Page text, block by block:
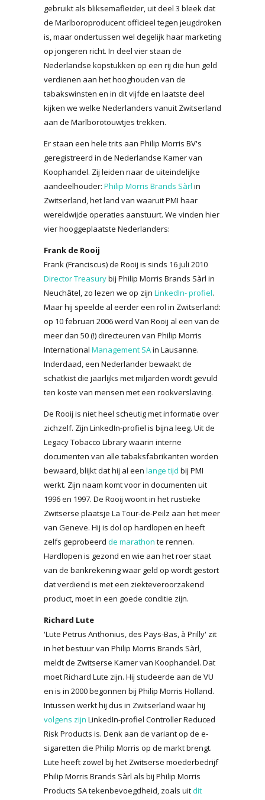
gebruikt als bliksemafleider, uit deel 3 bleek dat
de Marlboroproducent officieel tegen jeugdroken
is, maar ondertussen wel degelijk haar marketing
op jongeren richt. In deel vier staan de
Nederlandse kopstukken op een rij die hun geld
verdienen aan het hooghouden van de
tabakswinsten en in dit vijfde en laatste deel
kijken we welke Nederlanders vanuit Zwitserland
aan de Marlborotouwtjes trekken.
Er staan een hele trits aan Philip Morris BV's
geregistreerd in de Nederlandse Kamer van
Koophandel. Zij leiden naar de uiteindelijke
aandeelhouder: Philip Morris Brands Sàrl in
Zwitserland, het land van waaruit PMI haar
wereldwijde operaties aanstuurt. We vinden hier
vier hooggeplaatste Nederlanders:
Frank de Rooij
Frank (Franciscus) de Rooij is sinds 16 juli 2010
Director Treasurybij Philip Morris Brands Sàrl in
Neuchâtel, zo lezen we op zijn LinkedIn- profiel.
Maar hij speelde al eerder een rol in Zwitserland:
op 10 februari 2006 werd Van Rooij al een van de
meer dan 50 (!) directeuren van Philip Morris
International Management SAin Lausanne.
Inderdaad, een Nederlander bewaakt de
schatkist die jaarlijks met miljarden wordt gevuld
ten koste van mensen met een rookverslaving.
De Rooij is niet heel scheutig met informatie over
zichzelf. Zijn LinkedIn-profiel is bijna leeg. Uit de
Legacy Tobacco Library waarin interne
documenten van alle tabaksfabrikanten worden
bewaard, blijkt dat hij al een lange tijd bij PMI
werkt. Zijn naam komt voor in documenten uit
1996 en 1997. De Rooij woont in het rustieke
Zwitserse plaatsje La Tour-de-Peilz aan het meer
van Geneve. Hij is dol op hardlopen en heeft
zelfs geprobeerd de marathon te rennen.
Hardlopen is gezond en wie aan het roer staat
van de bankrekening waar geld op wordt gestort
dat verdiend is met een ziekteveroorzakend
product, moet in een goede conditie zijn.
Richard Lute
'Lute Petrus Anthonius, des Pays-Bas, à Prilly' zit
in het bestuur van Philip Morris Brands Sàrl,
meldt de Zwitserse Kamer van Koophandel. Dat
moet Richard Lute zijn. Hij studeerde aan de VU
en is in 2000 begonnen bij Philip Morris Holland.
Intussen werkt hij dus in Zwitserland waar hij
volgens zijn LinkedIn-profiel Controller Reduced
Risk Products is. Denk aan de variant op de e-
sigaretten die Philip Morris op de markt brengt.
Lute heeft zowel bij het Zwitserse moederbedrijf
Philip Morris Brands Sàrl als bij Philip Morris
Products SA tekenbevoegdheid, zoals uitdit